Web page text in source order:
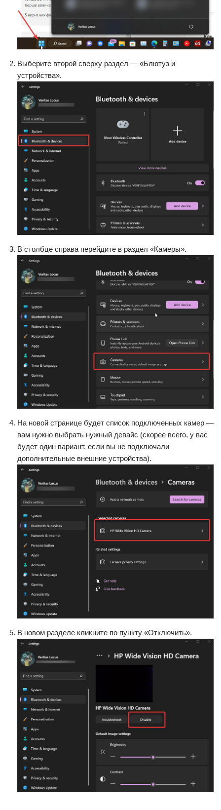
Выберите второй сверху раздел — «Блютуз и
устройства».
В столбце справа перейдите в раздел «Камеры».
На новой странице будет список подключенных камер —
вам нужно выбрать нужный девайс (скорее всего, у вас
будет один вариант, если вы не подключали
дополнительные внешние устройства).
В новом разделе кликните по пункту «Отключить».